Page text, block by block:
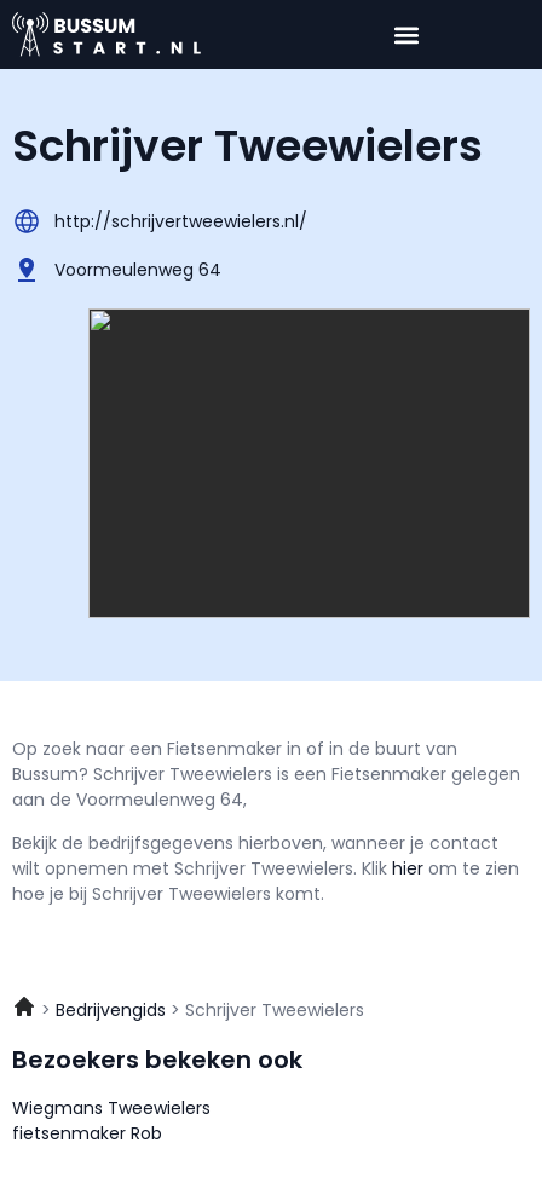
Schrijver Tweewielers
http://schrijvertweewielers.nl/
Voormeulenweg 64
Op zoek naar een Fietsenmaker in of in de buurt van
Bussum? Schrijver Tweewielers is een Fietsenmaker gelegen
aan de Voormeulenweg 64,
Bekijk de bedrijfsgegevens hierboven, wanneer je contact
wilt opnemen met Schrijver Tweewielers. Klik hier om te zien
hoe je bij Schrijver Tweewielers komt.
Bedrijvengids Schrijver Tweewielers
Bezoekers bekeken ook
Wiegmans Tweewielers
fietsenmaker Rob